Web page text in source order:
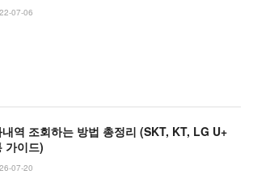
07-06
내역 조회하는 방법 총정리 (SKT, KT, LG U+
가이드)
07-20